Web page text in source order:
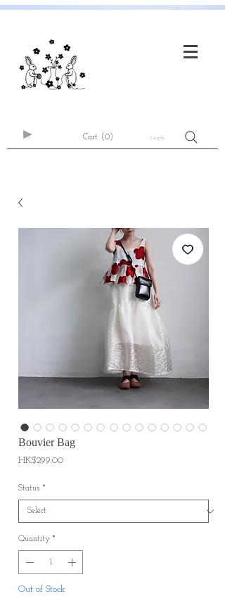
Cart (0) Log In
Bouvier Bag
HK$299.00Price
Status *
Quantity *
Out of Stock